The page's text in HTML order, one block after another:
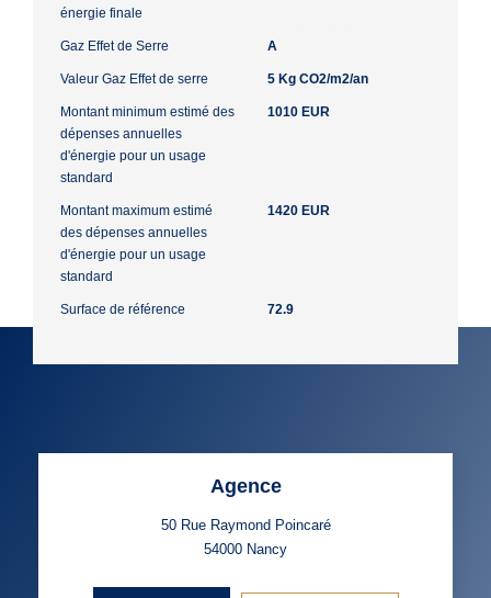
énergie finale
Gaz Effet de Serre A
Valeur Gaz Effet de serre 5 Kg CO2/m2/an
Montant minimum estimé des
dépenses annuelles
d'énergie pour un usage
standard
1010 EUR
Montant maximum estimé
des dépenses annuelles
d'énergie pour un usage
standard
1420 EUR
Surface de référence 72.9
Agence
50 Rue Raymond Poincaré
54000 Nancy